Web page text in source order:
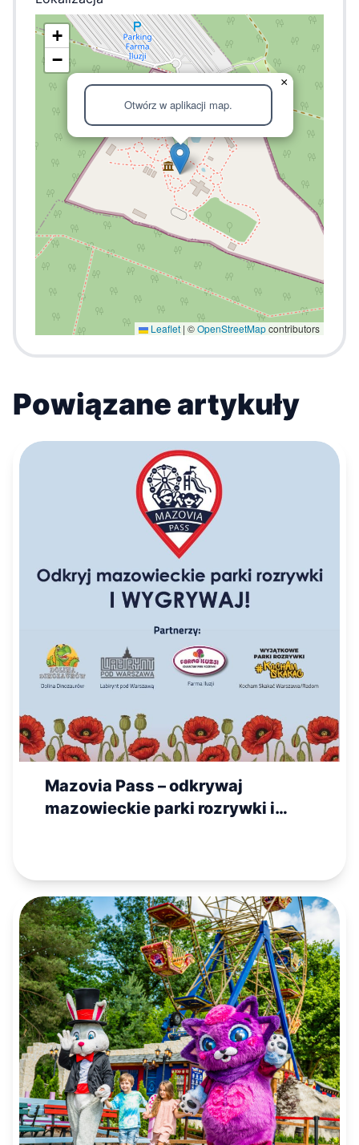
Otwórz w aplikacji map.
×
+
−
Leaflet | ©OpenStreetMapcontributors
Powiązane artykuły
Mazovia Pass – odkrywaj
mazowieckie parki rozrywki i